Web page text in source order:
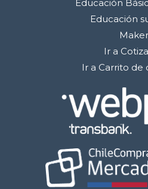
Educación
Educación
Maker
Ir a
Ir a Carrito de